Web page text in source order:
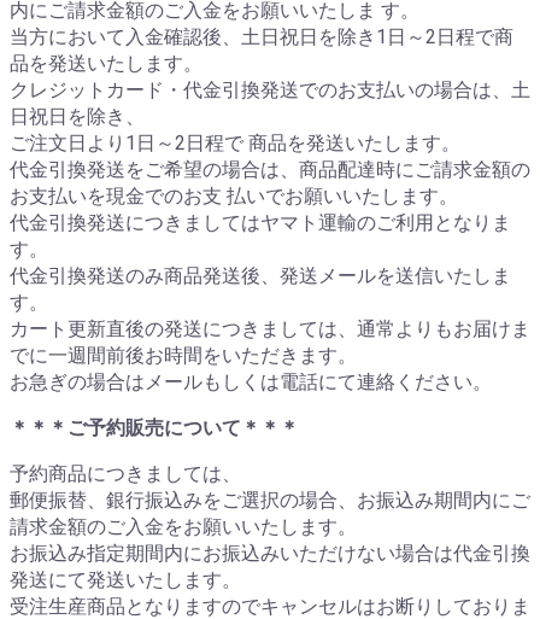
内にご請求金額のご入金をお願いいたしま す。
当方において入金確認後、土日祝日を除き1日～2日程で商
品を発送いたします。
クレジットカード・代金引換発送でのお支払いの場合は、土
日祝日を除き、
ご注文日より1日～2日程で 商品を発送いたします。
代金引換発送をご希望の場合は、商品配達時にご請求金額の
お支払いを現金でのお支 払いでお願いいたします。
代金引換発送につきましてはヤマト運輸のご利用となりま
す。
代金引換発送のみ商品発送後、発送メールを送信いたしま
す。
カート更新直後の発送につきましては、通常よりもお届けま
でに一週間前後お時間をいただきます。
お急ぎの場合はメールもしくは電話にて連絡ください。
＊＊＊ご予約販売について＊＊＊
予約商品につきましては、
郵便振替、銀行振込みをご選択の場合、お振込み期間内にご
請求金額のご入金をお願いいたします。
お振込み指定期間内にお振込みいただけない場合は代金引換
発送にて発送いたします。
受注生産商品となりますのでキャンセルはお断りしておりま